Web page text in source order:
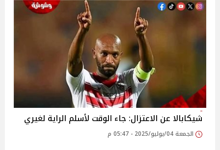
شيكابالا عن الاعتزال: جاء الوقت لأسلم الراية لغيري
الجمعة 04/يوليو/2025 - 05:47 م